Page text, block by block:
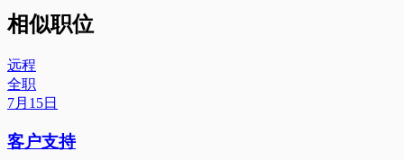
相似职位
远程
全职
7月15日
客户支持